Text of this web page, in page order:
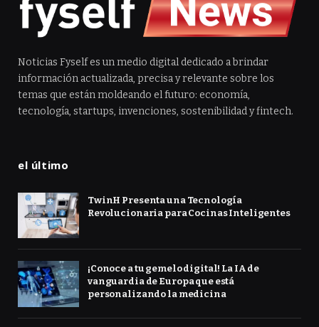
Noticias Fyself es un medio digital dedicado a brindar
información actualizada, precisa y relevante sobre los
temas que están moldeando el futuro: economía,
tecnología, startups, invenciones, sostenibilidad y fintech.
el último
TwinH Presenta una Tecnología
Revolucionaria para Cocinas Inteligentes
¡Conoce a tu gemelo digital! La IA de
vanguardia de Europa que está
personalizando la medicina